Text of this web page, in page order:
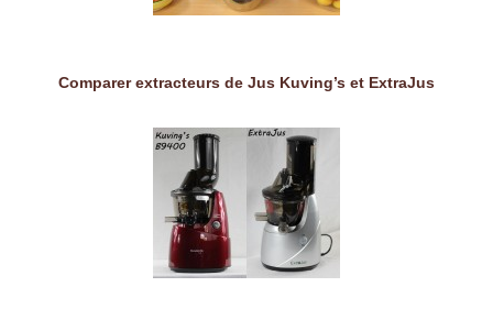
Comparer extracteurs de Jus Kuving’s et ExtraJus